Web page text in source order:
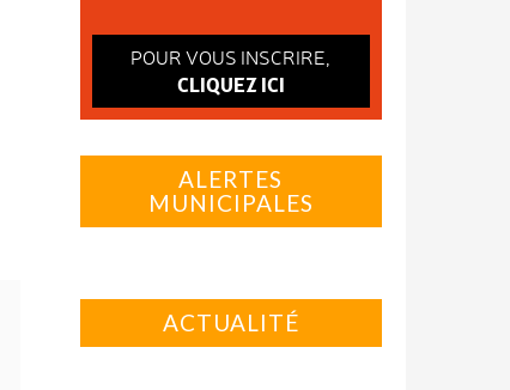
POUR VOUS INSCRIRE,
CLIQUEZ ICI
ALERTES
MUNICIPALES
ACTUALITÉ